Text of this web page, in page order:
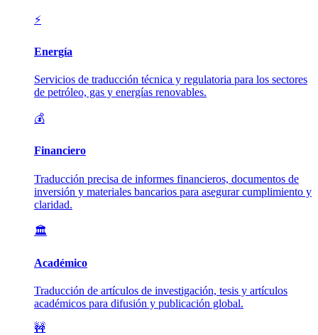
⚡
Energía
Servicios de traducción técnica y regulatoria para los sectores
de petróleo, gas y energías renovables.
💰
Financiero
Traducción precisa de informes financieros, documentos de
inversión y materiales bancarios para asegurar cumplimiento y
claridad.
🏛️
Académico
Traducción de artículos de investigación, tesis y artículos
académicos para difusión y publicación global.
🚧